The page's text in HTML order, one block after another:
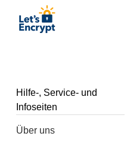
Hilfe-, Service- und
Infoseiten
Über uns